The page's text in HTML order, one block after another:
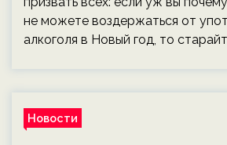
не можете воздержаться от
алкоголя в Новый год, то
Новости